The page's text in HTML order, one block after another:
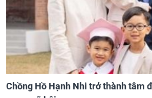
Chồng Hồ Hạnh Nhi trở thành tâm